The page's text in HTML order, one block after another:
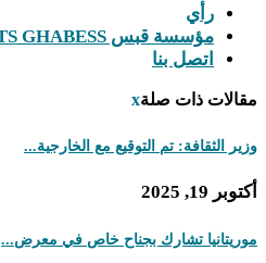
رأي
مؤسسة قبس ETS GHABESS
اتصل بنا
مقالات ذات صلةx
وزير الثقافة: تم التوقيع مع الخارجية...
أكتوبر 19, 2025
موريتانيا تشارك بجناح خاص في معرض...